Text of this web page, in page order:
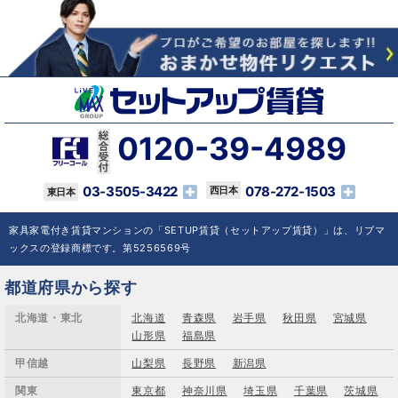
0120-39-4989
03-3505-3422 078-272-1503
家具家電付き賃貸マンションの「SETUP賃貸（セットアップ賃貸）」は、リブマ
ックスの登録商標です。第5256569号
都道府県から探す
北海道・東北 北海道 青森県 岩手県 秋田県
宮城県
山形県
福島県
甲信越 山梨県 長野県 新潟県
関東 東京都 神奈川県 埼玉県 千葉県 茨城県